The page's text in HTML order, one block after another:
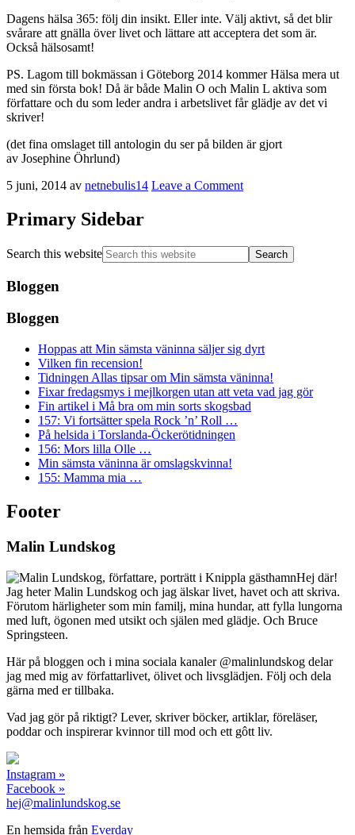
Dagens hälsa 365: följ din insikt. Eller inte. Välj aktivt, så det blir
svårare att gnälla över livet och lättare att acceptera det som är.
Också hälsosamt!
PS. Lagom till bokmässan i Göteborg 2014 kommer Hälsa mera ut
med sin första bok! Då är både Malin O och Malin L aktiva som
författare och du som leder andra i arbetslivet får glädje av det vi
skriver!
(det fina omslaget till antologin du ser på bilden är gjort
av Josephine Öhrlund)
5 juni, 2014 av netnebulis14 Leave a Comment
Primary Sidebar
Search this website
Bloggen
Bloggen
Hoppas att Min sämsta väninna säljer sig dyrt
Vilken fin recension!
Tidningen Allas tipsar om Min sämsta väninna!
Fixar fredagsmys i mejlkorgen utan att veta vad jag gör
Fin artikel i Må bra om min sorts skogsbad
157: Vi fortsätter spela Rock ’n’ Roll …
På helsida i Torslanda-Öckerötidningen
156: Mors lilla Olle …
Min sämsta väninna är omslagskvinna!
155: Mamma mia …
Footer
Malin Lundskog
Hej där!
Jag heter Malin Lundskog och jag älskar livet, havet och att skriva.
Förutom härligheter som min familj, mina hundar, att fylla lungorna
med luft, ögonen med utsikt och själen med glädje. Och Bruce
Springsteen.
Här på bloggen och i mina sociala kanaler @malinlundskog delar
jag med mig av författarlivet, ölivet och livsglädjen. Följ och dela
gärna med er tillbaka.
Vad jag gör på riktigt? Lever, skriver böcker, artiklar, föreläser,
poddar och inspirerar kvinnor till mod och ett gôtt liv.
Instagram »
Facebook »
hej@malinlundskog.se
En hemsida från Everday